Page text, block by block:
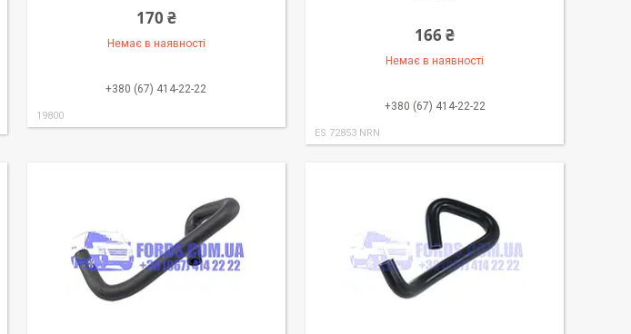
170 ₴
Немає в наявності
+380 (67) 414-22-22
19800
166 ₴
Немає в наявності
+380 (67) 414-22-22
ES 72853 NRN